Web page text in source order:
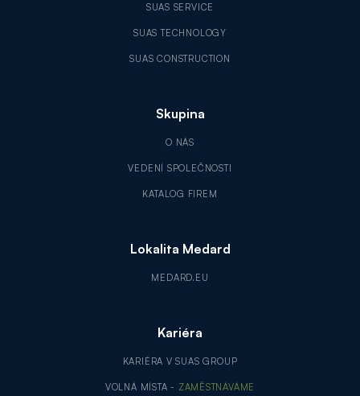
SUAS SERVICE
SUAS TECHNOLOGY
SUAS CONSTRUCTION
Skupina
O NÁS
VEDENÍ SPOLEČNOSTI
KATALOG FIREM
Lokalita Medard
MEDARD.EU
Kariéra
KARIÉRA V SUAS GROUP
VOLNÁ MÍSTA - ZAMĚSTNÁVÁME